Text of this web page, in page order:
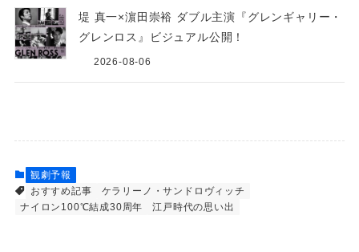
堤 真一×濵田崇裕 ダブル主演『グレンギャリー・
グレンロス』ビジュアル公開！
2026-08-06
観劇予報
おすすめ記事
ケラリーノ・サンドロヴィッチ
ナイロン100℃結成30周年
江戸時代の思い出